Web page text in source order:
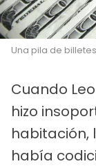
Una pila de
Cuando
hizo
habitación,
había